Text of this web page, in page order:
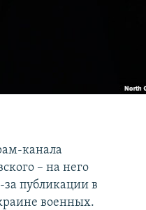
канала
– на него
за публикации в
военных.